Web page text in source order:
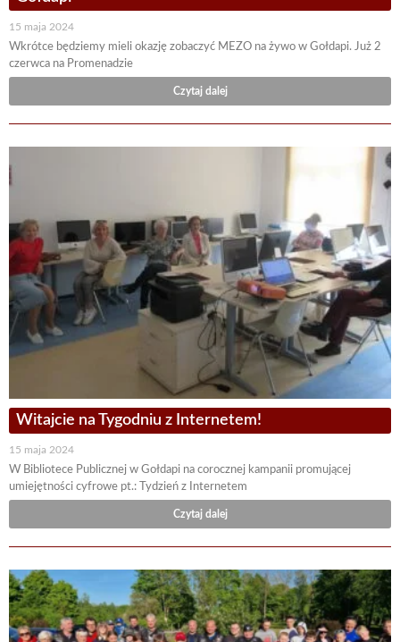
15 maja 2024
Wkrótce będziemy mieli okazję zobaczyć MEZO na żywo w Gołdapi. Już 2
czerwca na Promenadzie
Czytaj dalej
Witajcie na Tygodniu z Internetem!
15 maja 2024
W Bibliotece Publicznej w Gołdapi na corocznej kampanii promującej
umiejętności cyfrowe pt.: Tydzień z Internetem
Czytaj dalej